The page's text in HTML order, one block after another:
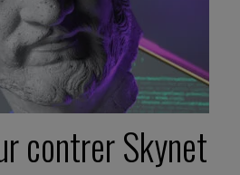
contrer Skynet